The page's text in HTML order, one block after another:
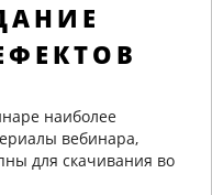
наиболее
вебинара,
для скачивания во